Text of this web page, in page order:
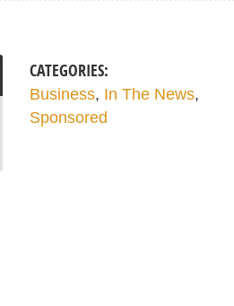
CATEGORIES:
Business, In The News,
Sponsored